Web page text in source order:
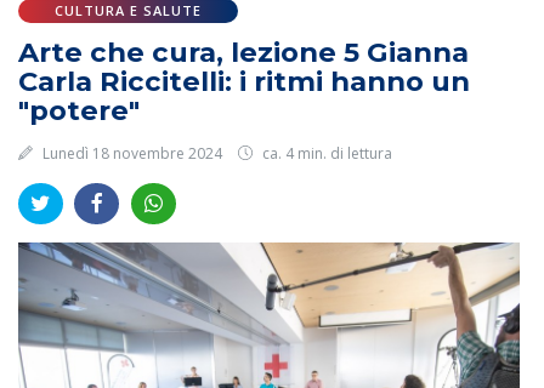
CULTURA E SALUTE
Arte che cura, lezione 5 Gianna
Carla Riccitelli: i ritmi hanno un
"potere"
Lunedì 18 novembre 2024 ca. 4 min. di lettura